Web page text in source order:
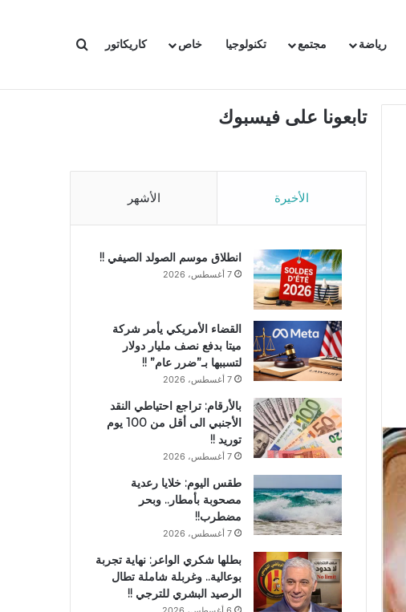
رياضة مجتمع تكنولوجيا خاص كاريكاتور بحث عن
تابعونا على فيسبوك
الأخيرة الأشهر
انطلاق موسم الصولد الصيفي !!
7 أغسطس، 2026
القضاء الأمريكي يأمر شركة
ميتا بدفع نصف مليار دولار
لتسببها بـ”ضرر عام” !!
7 أغسطس، 2026
بالأرقام: تراجع احتياطي النقد
الأجنبي الى أقل من 100 يوم
توريد !!
7 أغسطس، 2026
طقس اليوم: خلايا رعدية
مصحوبة بأمطار.. وبحر
مضطرب!!
7 أغسطس، 2026
بطلها شكري الواعر: نهاية تجربة
بوعالية.. وغربلة شاملة تطال
الرصيد البشري للترجي !!